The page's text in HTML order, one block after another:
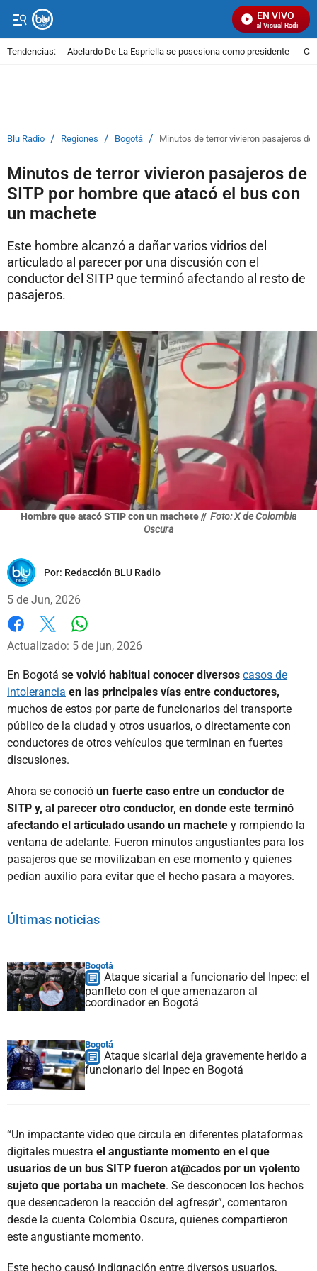
EN VIVO
Señal Visual Radio
Tendencias: Abelardo De La Espriella se posesiona como presidente
Blu Radio / Regiones / Bogotá / Minutos de terror vivieron pasajeros
Minutos de terror vivieron pasajeros de
SITP por hombre que atacó el bus con
un machete
Este hombre alcanzó a dañar varios vidrios del
articulado al parecer por una discusión con el
conductor del SITP que terminó afectando al resto de
pasajeros.
Hombre que atacó STIP con un machete // Foto: X de Colombia
Oscura
Por: Redacción BLU Radio
5 de Jun, 2026
Facebook
X
Actualizado: 5 de jun, 2026
En Bogotá se volvió habitual conocer diversos casos de
intolerancia en las principales vías entre conductores,
muchos de estos por parte de funcionarios del transporte
público de la ciudad y otros usuarios, o directamente con
conductores de otros vehículos que terminan en fuertes
discusiones.
Ahora se conoció un fuerte caso entre un conductor de
SITP y, al parecer otro conductor, en donde este terminó
afectando el articulado usando un machete y rompiendo la
ventana de adelante. Fueron minutos angustiantes para los
pasajeros que se movilizaban en ese momento y quienes
pedían auxilio para evitar que el hecho pasara a mayores.
Últimas noticias
Bogotá
Ataque sicarial a funcionario del Inpec: el
panfleto con el que amenazaron al
coordinador en Bogotá
Bogotá
Ataque sicarial deja gravemente herido a
funcionario del Inpec en Bogotá
“Un impactante video que circula en diferentes plataformas
digitales muestra el angustiante momento en el que
usuarios de un bus SITP fueron at@cados por un v¡olento
sujeto que portaba un machete. Se desconocen los hechos
que desencaderon la reacción del agfresør”, comentaron
desde la cuenta Colombia Oscura, quienes compartieron
este angustiante momento.
Este hecho causó indignación entre diversos usuarios,